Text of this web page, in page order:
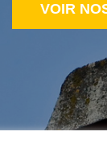
VOIR